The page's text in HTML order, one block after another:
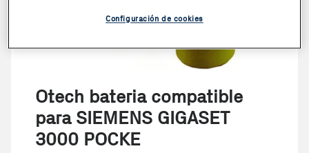
Otech bateria compatible
para SIEMENS GIGASET
3000 POCKE
Configuración de cookies